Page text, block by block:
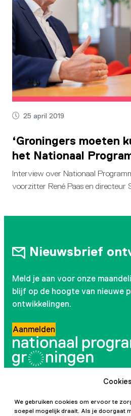
Cookies
We gebruiken cookies om ervoor te
soepel mogelijk draait. Als je doorgaat
25 april 2019
‘Groningers moeten
het Nationaal
Interview over Nationaal
voorzitter René Paas en directeur
Nieuwsbrief
Meld je aan voor onze
blijf op de hoogte van nieuwe
ontwikkelingen.
Aanmelden